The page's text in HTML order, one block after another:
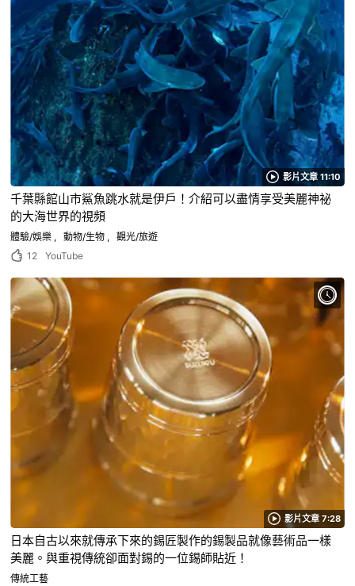
影片文章 11:10
千葉縣館山市鯊魚跳水就是伊戶！介紹可以盡情享受美麗神祕
的大海世界的視頻
體驗/娛樂 動物/生物
觀光/旅遊
12
YouTube
影片文章 7:28
日本自古以來就傳承下來的錫匠製作的錫製品就像藝術品一樣
美麗。與重視傳統卻面對錫的一位錫師貼近！
傳統工藝